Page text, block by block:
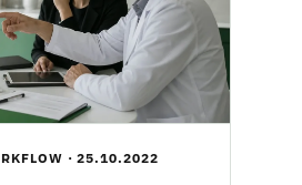
· 25.10.2022